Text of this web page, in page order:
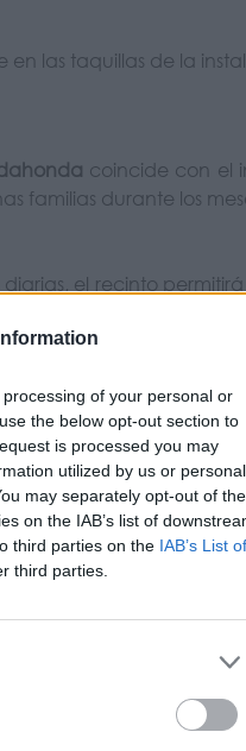
of your personal or
the below opt-out section to
is processed you may
utilized by us or personal
may separately opt-out of the
on the IAB’s list of
third parties on the IAB’s List of
third parties.
en las taquillas de la
coincide con el
familias durante los
el recinto
el calor sin salir del
cuenta una novedad
de Huerta Vieja, el
tarifas completas